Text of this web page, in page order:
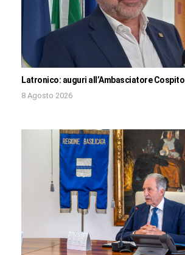
Latronico: auguri all’Ambasciatore Cospito
8 Agosto 2026